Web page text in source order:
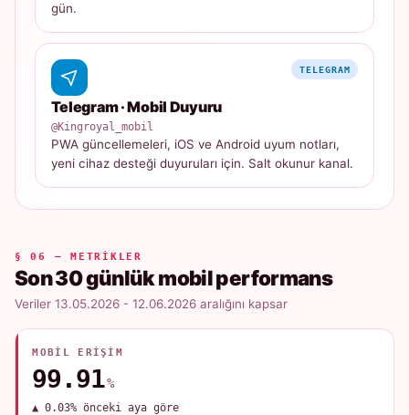
gün.
TELEGRAM
Telegram · Mobil Duyuru
@Kingroyal_mobil
PWA güncellemeleri, iOS ve Android uyum notları,
yeni cihaz desteği duyuruları için. Salt okunur kanal.
§ 06 — METRIKLER
Son 30 günlük mobil performans
Veriler 13.05.2026 - 12.06.2026 aralığını kapsar
MOBIL ERIŞIM
99.91%
▲ 0.03% önceki aya göre